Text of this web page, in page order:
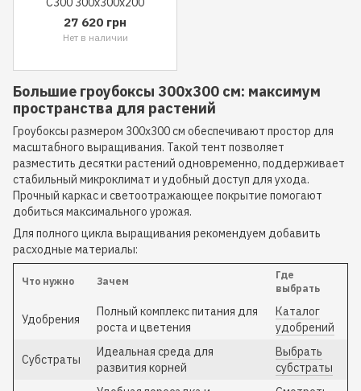
27 620 грн
Нет в наличии
Большие гроубоксы 300x300 см: максимум
пространства для растений
Гроубоксы размером 300x300 см обеспечивают простор для
масштабного выращивания. Такой тент позволяет
разместить десятки растений одновременно, поддерживает
стабильный микроклимат и удобный доступ для ухода.
Прочный каркас и светоотражающее покрытие помогают
добиться максимального урожая.
Для полного цикла выращивания рекомендуем добавить
расходные материалы:
Что нужно Зачем
Где
выбрать
Удобрения
Полный комплекс питания для
роста и цветения
Каталог
удобрений
Субстраты
Идеальная среда для
развития корней
Выбрать
субстраты